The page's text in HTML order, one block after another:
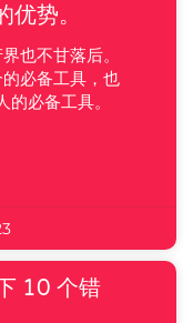
势。
也不甘落后。
必备工具，也
必备工具。
10 个错